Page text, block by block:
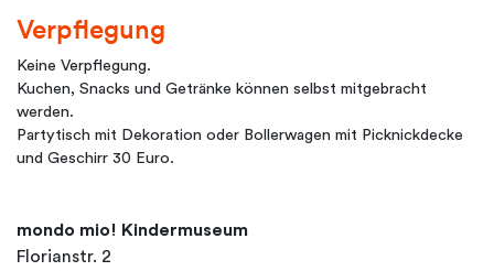
Verpflegung
Keine Verpflegung.
Kuchen, Snacks und Getränke können selbst mitgebracht
werden.
Partytisch mit Dekoration oder Bollerwagen mit Picknickdecke
und Geschirr 30 Euro.
mondo mio! Kindermuseum
Florianstr. 2